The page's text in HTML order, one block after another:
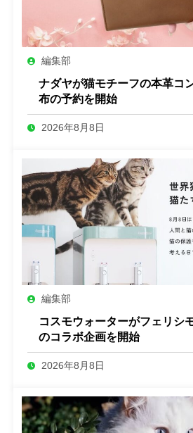
編集部
ナダヤが猫モチーフの本革コ
布の予約を開始
2026年8月8日
編集部
コスモウォーターがフェリシ
のコラボ企画を開始
2026年8月8日